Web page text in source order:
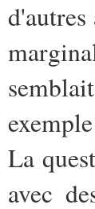
La
avec